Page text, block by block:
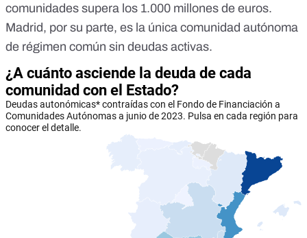
comunidades supera los 1.000 millones de euros.
Madrid, por su parte, es la única comunidad autónoma
de régimen común sin deudas activas.